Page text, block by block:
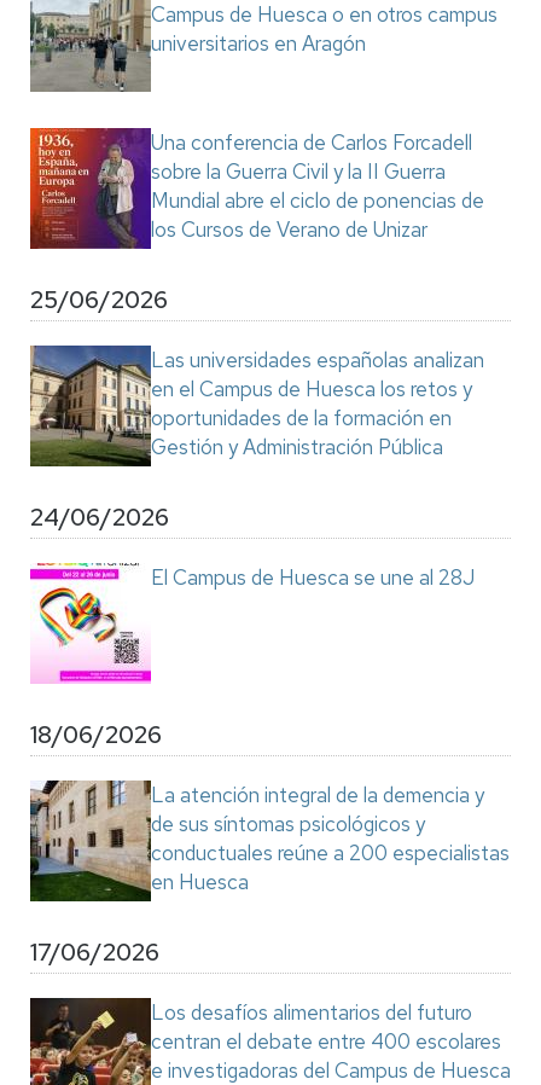
Campus de Huesca o en otros campus
universitarios en Aragón
Una conferencia de Carlos Forcadell
sobre la Guerra Civil y la II Guerra
Mundial abre el ciclo de ponencias de
los Cursos de Verano de Unizar
25/06/2026
Las universidades españolas analizan
en el Campus de Huesca los retos y
oportunidades de la formación en
Gestión y Administración Pública
24/06/2026
El Campus de Huesca se une al 28J
18/06/2026
La atención integral de la demencia y
de sus síntomas psicológicos y
conductuales reúne a 200 especialistas
en Huesca
17/06/2026
Los desafíos alimentarios del futuro
centran el debate entre 400 escolares
e investigadoras del Campus de Huesca